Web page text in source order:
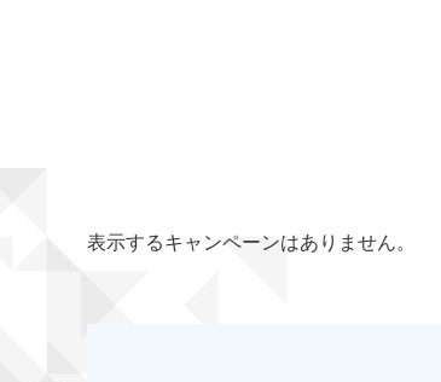
表示するキャンペーンはありません。